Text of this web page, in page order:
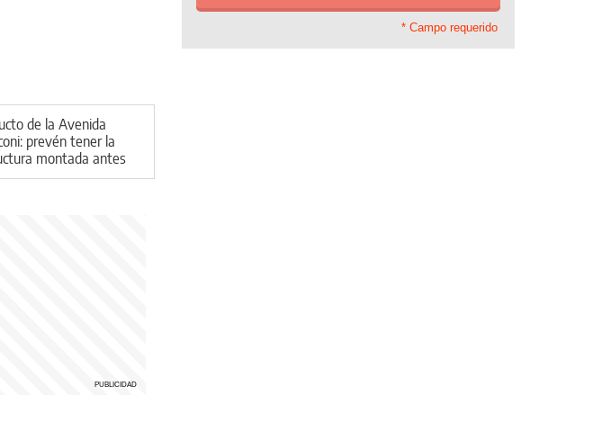
de la Avenida
prevén tener la
montada antes
de año
* Campo requerido